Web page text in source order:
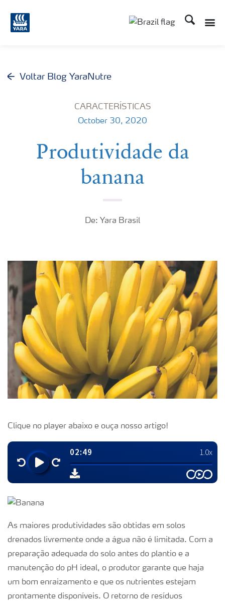
Busca
Voltar Blog YaraNutre
CARACTERÍSTICAS
October 30, 2020
Produtividade da
banana
De: Yara Brasil
Clique no player abaixo e ouça nosso artigo!
As maiores produtividades são obtidas em solos
drenados livremente onde a água não é limitada. Com a
preparação adequada do solo antes do plantio e a
manutenção do pH ideal, o produtor garante que haja
um bom enraizamento e que os nutrientes estejam
prontamente disponíveis. O retorno de resíduos